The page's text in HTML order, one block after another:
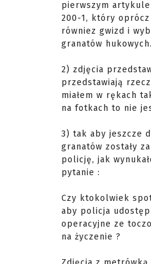
pierwszym artykule
200-1, który
równiez gwizd i
granatów hukowych.
2) zdjęcia
przedstawiają
miałem w rękach
na fotkach to nie
3) tak aby jeszcze
granatów zostały
policję, jak
pytanie :
Czy ktokolwiek
aby policja
operacyjne ze
na życzenie ?